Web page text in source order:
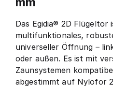
Das Egidia® 2D Flügeltor
multifunktionales,
universeller Öffnung –
oder außen. Es ist mit
Zaunsystemen
abgestimmt auf Nylofor